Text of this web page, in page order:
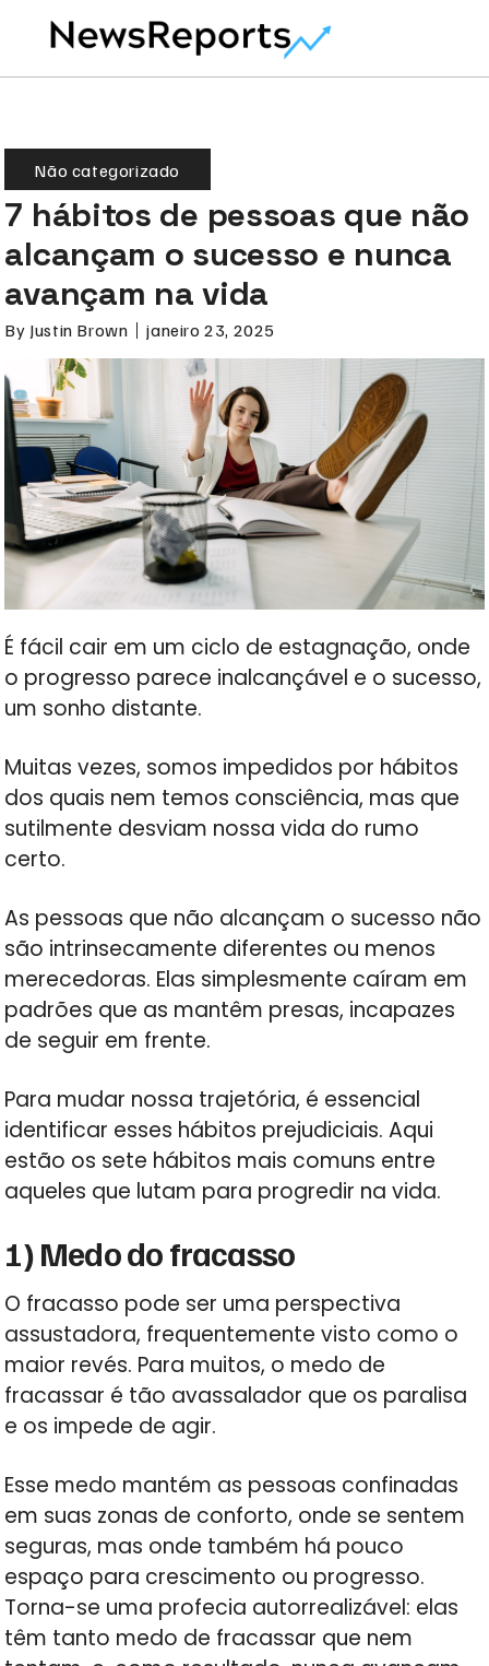
Não categorizado
7 hábitos de pessoas que não
alcançam o sucesso e nunca
avançam na vida
By Justin Brown janeiro 23, 2025
É fácil cair em um ciclo de estagnação, onde
o progresso parece inalcançável e o sucesso,
um sonho distante.
Muitas vezes, somos impedidos por hábitos
dos quais nem temos consciência, mas que
sutilmente desviam nossa vida do rumo
certo.
As pessoas que não alcançam o sucesso não
são intrinsecamente diferentes ou menos
merecedoras. Elas simplesmente caíram em
padrões que as mantêm presas, incapazes
de seguir em frente.
Para mudar nossa trajetória, é essencial
identificar esses hábitos prejudiciais. Aqui
estão os sete hábitos mais comuns entre
aqueles que lutam para progredir na vida.
1) Medo do fracasso
O fracasso pode ser uma perspectiva
assustadora, frequentemente visto como o
maior revés. Para muitos, o medo de
fracassar é tão avassalador que os paralisa
e os impede de agir.
Esse medo mantém as pessoas confinadas
em suas zonas de conforto, onde se sentem
seguras, mas onde também há pouco
espaço para crescimento ou progresso.
Torna-se uma profecia autorrealizável: elas
têm tanto medo de fracassar que nem